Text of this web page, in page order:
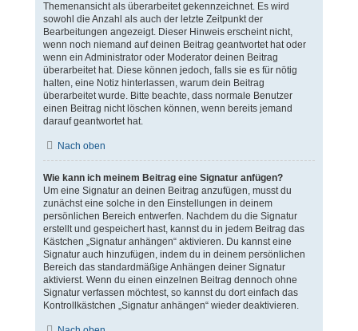
Themenansicht als überarbeitet gekennzeichnet. Es wird
sowohl die Anzahl als auch der letzte Zeitpunkt der
Bearbeitungen angezeigt. Dieser Hinweis erscheint nicht,
wenn noch niemand auf deinen Beitrag geantwortet hat oder
wenn ein Administrator oder Moderator deinen Beitrag
überarbeitet hat. Diese können jedoch, falls sie es für nötig
halten, eine Notiz hinterlassen, warum dein Beitrag
überarbeitet wurde. Bitte beachte, dass normale Benutzer
einen Beitrag nicht löschen können, wenn bereits jemand
darauf geantwortet hat.
Nach oben
Wie kann ich meinem Beitrag eine Signatur anfügen?
Um eine Signatur an deinen Beitrag anzufügen, musst du
zunächst eine solche in den Einstellungen in deinem
persönlichen Bereich entwerfen. Nachdem du die Signatur
erstellt und gespeichert hast, kannst du in jedem Beitrag das
Kästchen „Signatur anhängen“ aktivieren. Du kannst eine
Signatur auch hinzufügen, indem du in deinem persönlichen
Bereich das standardmäßige Anhängen deiner Signatur
aktivierst. Wenn du einen einzelnen Beitrag dennoch ohne
Signatur verfassen möchtest, so kannst du dort einfach das
Kontrollkästchen „Signatur anhängen“ wieder deaktivieren.